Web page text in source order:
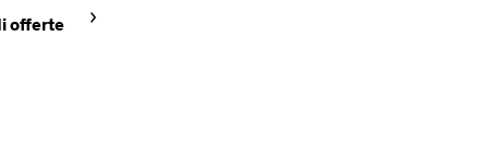
offerte